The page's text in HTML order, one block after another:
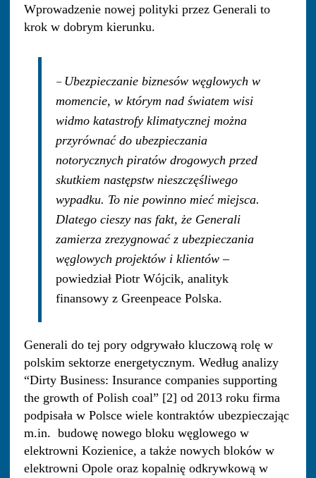
Wprowadzenie nowej polityki przez Generali to
krok w dobrym kierunku.
– Ubezpieczanie biznesów węglowych w
momencie, w którym nad światem wisi
widmo katastrofy klimatycznej można
przyrównać do ubezpieczania
notorycznych piratów drogowych przed
skutkiem następstw nieszczęśliwego
wypadku. To nie powinno mieć miejsca.
Dlatego cieszy nas fakt, że Generali
zamierza zrezygnować z ubezpieczania
węglowych projektów i klientów–
powiedział Piotr Wójcik, analityk
finansowy z Greenpeace Polska.
Generali do tej pory odgrywało kluczową rolę w
polskim sektorze energetycznym. Według analizy
“Dirty Business: Insurance companies supporting
the growth of Polish coal” [2] od 2013 roku firma
podpisała w Polsce wiele kontraktów ubezpieczając
m.in. budowę nowego bloku węglowego w
elektrowni Kozienice, a także nowych bloków w
elektrowni Opole oraz kopalnię odkrywkową w